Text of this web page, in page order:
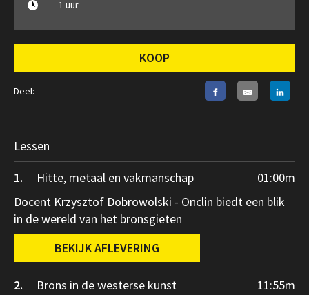
1 uur
KOOP
Deel:
Lessen
1.
Hitte, metaal en vakmanschap 01:00m
Docent Krzysztof Dobrowolski - Onclin biedt een blik
in de wereld van het bronsgieten
BEKIJK AFLEVERING
2. Brons in de westerse kunst 11:55m